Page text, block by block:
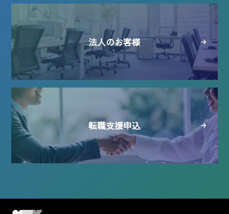
法人のお客様
転職支援申込